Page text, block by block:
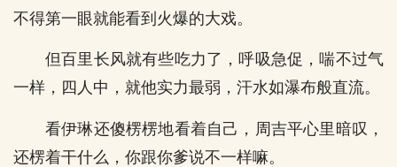
不得第一眼就能看到火爆的大戏。
但百里长风就有些吃力了，呼吸急促，喘不过气
一样，四人中，就他实力最弱，汗水如瀑布般直流。
看伊琳还傻楞楞地看着自己，周吉平心里暗叹，
还楞着干什么，你跟你爹说不一样嘛。